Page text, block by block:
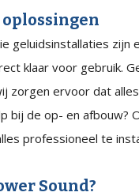
oplossingen
geluidsinstallaties zijn
klaar voor gebruik.
zorgen ervoor dat
bij de op- en afbouw?
professioneel te
Sound?